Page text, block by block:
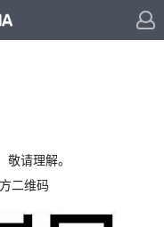
请理解。
二维码